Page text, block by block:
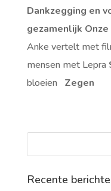
Dankzegging en
gezamenlijk Onze
Anke vertelt met
mensen met Lepra
bloeien
Zegen
Recente